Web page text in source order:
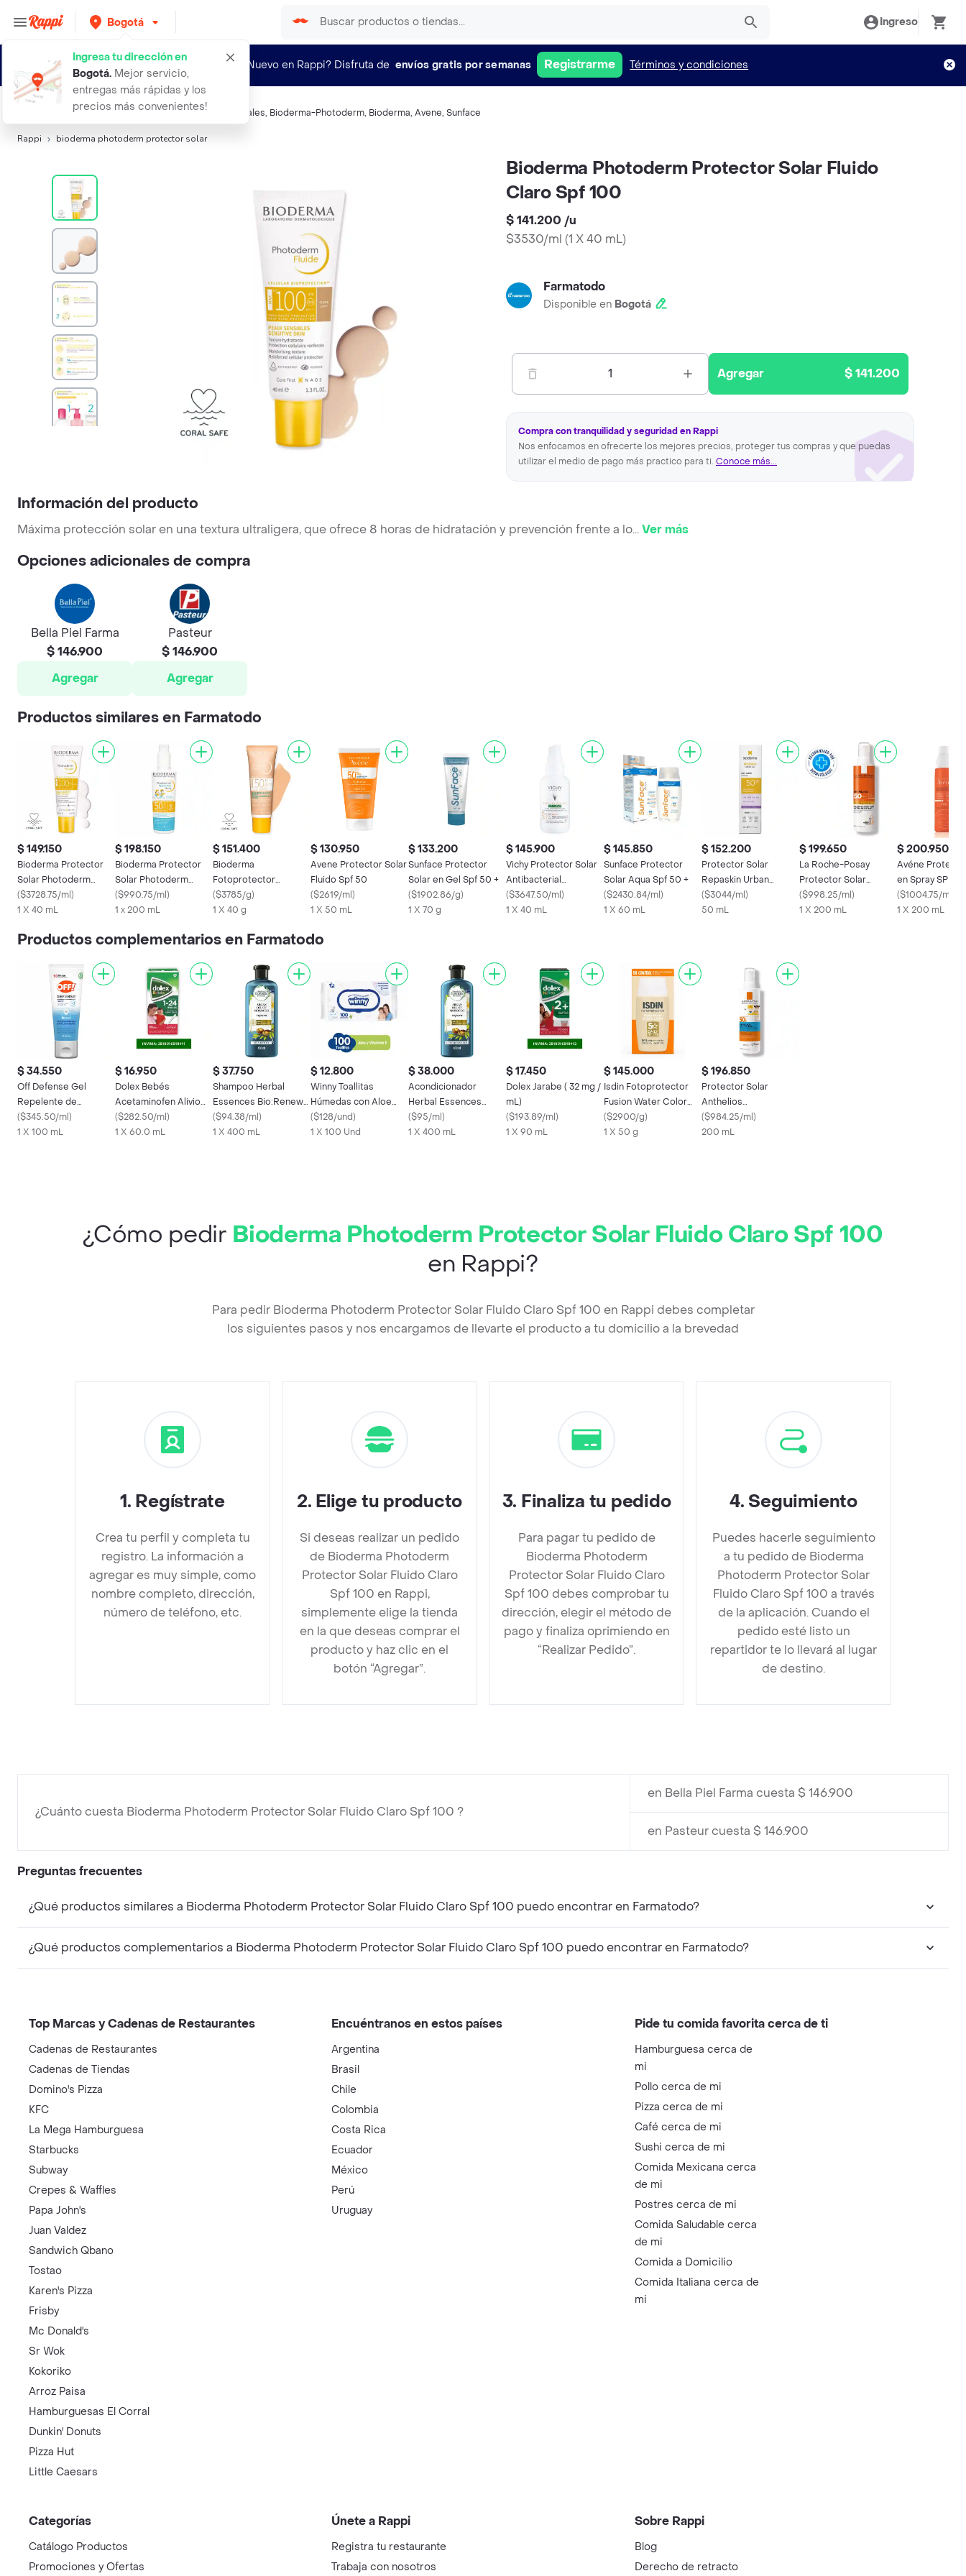
Bogotá
Ingresa tu dirección en
Bogotá. Mejor servicio,
entregas más rápidas y los
precios más convenientes!
Ingreso
¿Nuevo en Rappi? Disfruta de envíos gratis por semanas Registrarme Términos y condiciones
Búsquedas relacionadas:Protectores solares corporales, Bioderma-Photoderm, Bioderma, Avene, Sunface
Rappi bioderma photoderm protector solar
Bioderma Photoderm Protector Solar Fluido
Claro Spf 100
$ 141.200 /u
$3530/ml (1 X 40 mL)
Farmatodo
Disponible en Bogotá
1 Agregar $ 141.200
Compra con tranquilidad y seguridad en Rappi
Nos enfocamos en ofrecerte los mejores precios, proteger tus compras y que puedas
utilizar el medio de pago más practico para ti. Conoce más...
Información del producto
Máxima protección solar en una textura ultraligera, que ofrece 8 horas de hidratación y prevención frente a lo...Ver más
Opciones adicionales de compra
Bella Piel Farma
$ 146.900
Agregar
Pasteur
$ 146.900
Agregar
Productos similares en Farmatodo
$ 149.150
Bioderma Protector
Solar Photoderm
Fluido Invisible Spf 100
($3728.75/ml)
1 X 40 mL
$ 198.150
Bioderma Protector
Solar Photoderm
Pediatrics 50 Fps
($990.75/ml)
1 x 200 mL
$ 151.400
Bioderma
Fotoprotector
Photoderm Cover
Touch Spf 50+
($3785/g)
1 X 40 g
$ 130.950
Avene Protector Solar
Fluido Spf 50
($2619/ml)
1 X 50 mL
$ 133.200
Sunface Protector
Solar en Gel Spf 50 +
($1902.86/g)
1 X 70 g
$ 145.900
Vichy Protector Solar
Antibacterial
Imperfecciones Fps
50
($3647.50/ml)
1 X 40 mL
$ 145.850
Sunface Protector
Solar Aqua Spf 50 +
($2430.84/ml)
1 X 60 mL
$ 152.200
Protector Solar
Repaskin Urban
Antiedad Spf50
($3044/ml)
50 mL
$ 199.650
La Roche-Posay
Protector Solar
Anthelios Invisible
Spray Spf 50+
($998.25/ml)
1 X 200 mL
$ 200.950
Avéne
en Spray SPF
($1004.75/ml
1 X 200 mL
Productos complementarios en Farmatodo
$ 34.550
Off Defense Gel
Repelente de
Insectos para Bebés
($345.50/ml)
1 X 100 mL
$ 16.950
Dolex Bebés
Acetaminofen Alivio
de la fiebre y el dolor
($282.50/ml)
1 X 60.0 mL
$ 37.750
Shampoo Herbal
Essences Bio:Renew
Aceite de Argan de
Marruecos Champu
($94.38/ml)
1 X 400 mL
$ 12.800
Winny Toallitas
Húmedas con Aloe
Vera y Vitamina E
($128/und)
1 X 100 Und
$ 38.000
Acondicionador
Herbal Essences
Aceite de Argan 400
mL
($95/ml)
1 X 400 mL
$ 17.450
Dolex Jarabe ( 32 mg /
mL)
($193.89/ml)
1 X 90 mL
$ 145.000
Isdin Fotoprotector
Fusion Water Color
Light Fps 50
($2900/g)
1 X 50 g
$ 196.850
Protector Solar
Anthelios
Dermopediatrics
($984.25/ml)
200 mL
¿Cómo pedir Bioderma Photoderm Protector Solar Fluido Claro Spf 100
en Rappi?
Para pedir Bioderma Photoderm Protector Solar Fluido Claro Spf 100 en Rappi debes completar
los siguientes pasos y nos encargamos de llevarte el producto a tu domicilio a la brevedad
1. Regístrate
Crea tu perfil y completa tu
registro. La información a
agregar es muy simple, como
nombre completo, dirección,
número de teléfono, etc.
2. Elige tu producto
Si deseas realizar un pedido
de Bioderma Photoderm
Protector Solar Fluido Claro
Spf 100 en Rappi,
simplemente elige la tienda
en la que deseas comprar el
producto y haz clic en el
botón “Agregar”.
3. Finaliza tu pedido
Para pagar tu pedido de
Bioderma Photoderm
Protector Solar Fluido Claro
Spf 100 debes comprobar tu
dirección, elegir el método de
pago y finaliza oprimiendo en
“Realizar Pedido”.
4. Seguimiento
Puedes hacerle seguimiento
a tu pedido de Bioderma
Photoderm Protector Solar
Fluido Claro Spf 100 a través
de la aplicación. Cuando el
pedido esté listo un
repartidor te lo llevará al lugar
de destino.
¿Cuánto cuesta Bioderma Photoderm Protector Solar Fluido Claro Spf 100 ?
en Bella Piel Farma cuesta $ 146.900
en Pasteur cuesta $ 146.900
Preguntas frecuentes
¿Qué productos similares a Bioderma Photoderm Protector Solar Fluido Claro Spf 100 puedo encontrar en Farmatodo?
¿Qué productos complementarios a Bioderma Photoderm Protector Solar Fluido Claro Spf 100 puedo encontrar en Farmatodo?
Top Marcas y Cadenas de Restaurantes
Cadenas de Restaurantes
Cadenas de Tiendas
Domino's Pizza
KFC
La Mega Hamburguesa
Starbucks
Subway
Crepes & Waffles
Papa John's
Juan Valdez
Sandwich Qbano
Tostao
Karen's Pizza
Frisby
Mc Donald's
Sr Wok
Kokoriko
Arroz Paisa
Hamburguesas El Corral
Dunkin' Donuts
Pizza Hut
Little Caesars
Encuéntranos en estos países
Argentina
Brasil
Chile
Colombia
Costa Rica
Ecuador
México
Perú
Uruguay
Pide tu comida favorita cerca de ti
Hamburguesa cerca de
mi
Pollo cerca de mi
Pizza cerca de mi
Café cerca de mi
Sushi cerca de mi
Comida Mexicana cerca
de mi
Postres cerca de mi
Comida Saludable cerca
de mi
Comida a Domicilio
Comida Italiana cerca de
mi
Categorías
Catálogo Productos
Promociones y Ofertas
Únete a Rappi
Registra tu restaurante
Trabaja con nosotros
Sobre Rappi
Blog
Derecho de retracto